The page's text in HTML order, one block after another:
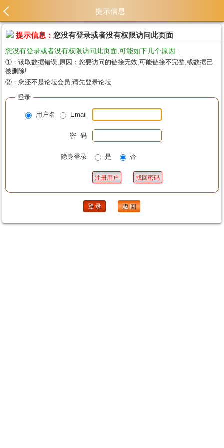
提示信息
提示信息： 您没有登录或者没有权限访问此页面
您没有登录或者没有权限访问此页面,可能如下几个原因:
①：读取数据错误,原因：您要访问的链接无效,可能链接不完整,或数据已
被删除!
②：您还不是论坛会员,请先登录论坛
登录
用户名 Email
密 码
隐身登录 是 否